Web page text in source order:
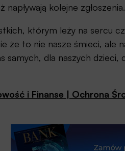
napływają kolejne zgłoszenia.
którym leży na sercu
że to nie nasze śmieci, ale
samych, dla naszych
i Finanse | Ochrona